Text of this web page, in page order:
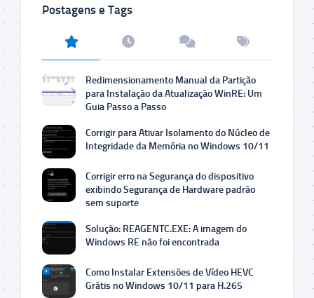
Postagens e Tags
Redimensionamento Manual da Partição
para Instalação da Atualização WinRE: Um
Guia Passo a Passo
Corrigir para Ativar Isolamento do Núcleo de
Integridade da Memória no Windows 10/11
Corrigir erro na Segurança do dispositivo
exibindo Segurança de Hardware padrão
sem suporte
Solução: REAGENTC.EXE: A imagem do
Windows RE não foi encontrada
Como Instalar Extensões de Vídeo HEVC
Grátis no Windows 10/11 para H.265